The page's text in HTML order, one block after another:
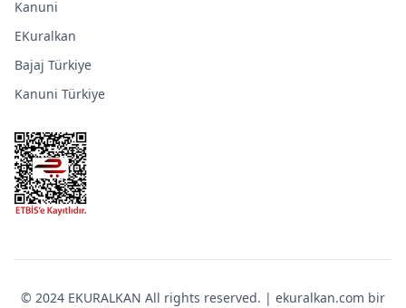
Kanuni
EKuralkan
Bajaj Türkiye
Kanuni Türkiye
© 2024 EKURALKAN All rights reserved. | ekuralkan.com bir